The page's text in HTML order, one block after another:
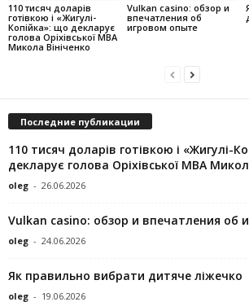
110 тисяч доларів
готівкою і «Жигулі-
Копійка»: що декларує
голова Оріхівської МВА
Микола Вініченко
Vulkan casino: обзор и
впечатления об
игровом опыте
Последние публикации
110 тисяч доларів готівкою і «Жигулі-
декларує голова Оріхівської МВА
oleg - 26.06.2026
Vulkan casino: обзор и впечатления об
oleg - 24.06.2026
Як правильно вибрати дитяче ліжечко
oleg - 19.06.2026